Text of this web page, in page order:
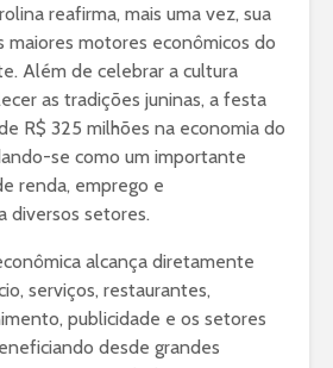
reafirma, mais uma vez, sua
maiores motores econômicos do
Além de celebrar a cultura
as tradições juninas, a festa
R$ 325 milhões na economia do
se como um importante
renda, emprego e
diversos setores.
alcança diretamente
serviços, restaurantes,
publicidade e os setores
desde grandes